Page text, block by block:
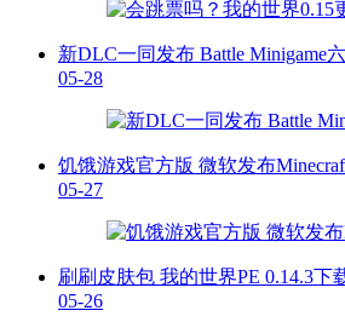
新DLC一同发布 Battle Minigame
05-28
饥饿游戏官方版 微软发布
05-27
刷刷皮肤包 我的世界PE 0.14.3下
05-26